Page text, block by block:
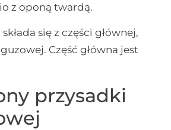
z oponą twardą.
się z części głównej,
Część główna jest
przysadki